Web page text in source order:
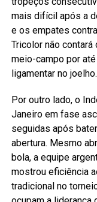
mais difícil após a
e os empates
Tricolor não
meio-campo por
ligamentar no joelho.
Por outro lado, o
Janeiro em fase
seguidas após
abertura. Mesmo
bola, a equipe
mostrou eficiência
tradicional no